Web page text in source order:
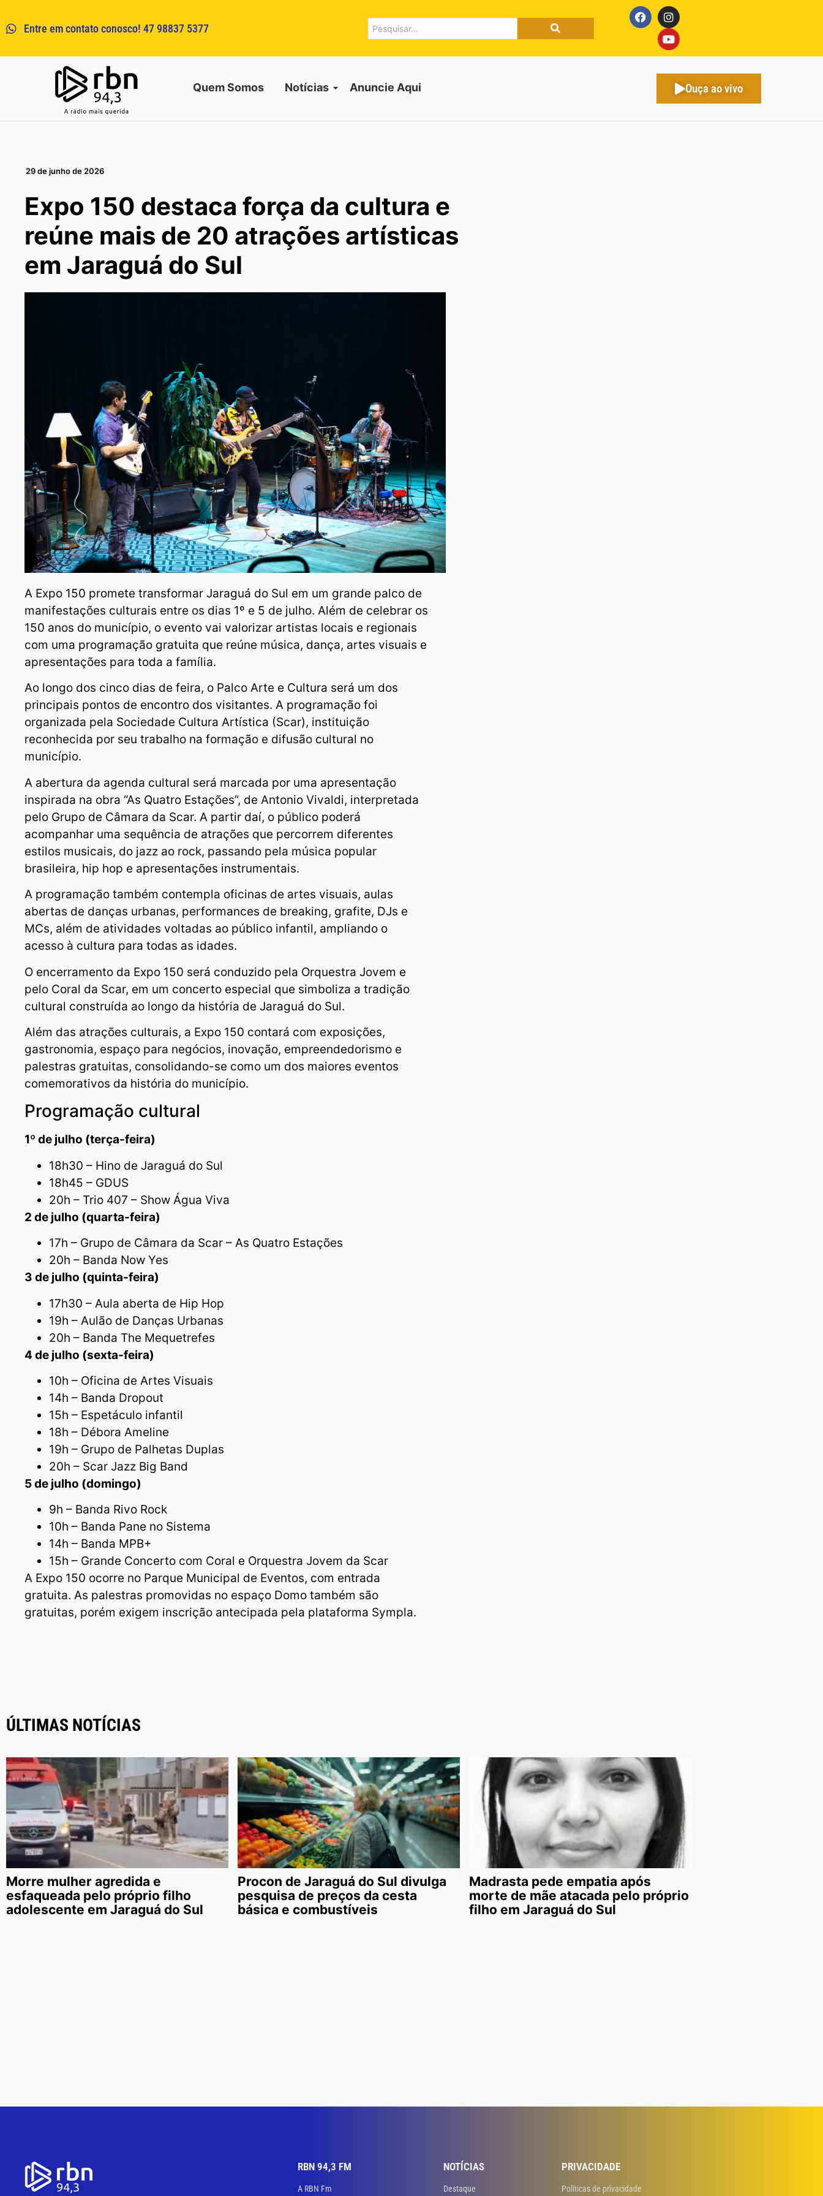
Entre em contato conosco! 47 98837 5377
Quem Somos Notícias Anuncie Aqui Ouça ao vivo
29 de junho de 2026
Expo 150 destaca força da cultura e
reúne mais de 20 atrações artísticas
em Jaraguá do Sul
A Expo 150 promete transformar Jaraguá do Sul em um grande palco de
manifestações culturais entre os dias 1º e 5 de julho. Além de celebrar os
150 anos do município, o evento vai valorizar artistas locais e regionais
com uma programação gratuita que reúne música, dança, artes visuais e
apresentações para toda a família.
Ao longo dos cinco dias de feira, o Palco Arte e Cultura será um dos
principais pontos de encontro dos visitantes. A programação foi
organizada pela Sociedade Cultura Artística (Scar), instituição
reconhecida por seu trabalho na formação e difusão cultural no
município.
A abertura da agenda cultural será marcada por uma apresentação
inspirada na obra “As Quatro Estações”, de Antonio Vivaldi, interpretada
pelo Grupo de Câmara da Scar. A partir daí, o público poderá
acompanhar uma sequência de atrações que percorrem diferentes
estilos musicais, do jazz ao rock, passando pela música popular
brasileira, hip hop e apresentações instrumentais.
A programação também contempla oficinas de artes visuais, aulas
abertas de danças urbanas, performances de breaking, grafite, DJs e
MCs, além de atividades voltadas ao público infantil, ampliando o
acesso à cultura para todas as idades.
O encerramento da Expo 150 será conduzido pela Orquestra Jovem e
pelo Coral da Scar, em um concerto especial que simboliza a tradição
cultural construída ao longo da história de Jaraguá do Sul.
Além das atrações culturais, a Expo 150 contará com exposições,
gastronomia, espaço para negócios, inovação, empreendedorismo e
palestras gratuitas, consolidando-se como um dos maiores eventos
comemorativos da história do município.
Programação cultural
1º de julho (terça-feira)
18h30 – Hino de Jaraguá do Sul
18h45 – GDUS
20h – Trio 407 – Show Água Viva
2 de julho (quarta-feira)
17h – Grupo de Câmara da Scar – As Quatro Estações
20h – Banda Now Yes
3 de julho (quinta-feira)
17h30 – Aula aberta de Hip Hop
19h – Aulão de Danças Urbanas
20h – Banda The Mequetrefes
4 de julho (sexta-feira)
10h – Oficina de Artes Visuais
14h – Banda Dropout
15h – Espetáculo infantil
18h – Débora Ameline
19h – Grupo de Palhetas Duplas
20h – Scar Jazz Big Band
5 de julho (domingo)
9h – Banda Rivo Rock
10h – Banda Pane no Sistema
14h – Banda MPB+
15h – Grande Concerto com Coral e Orquestra Jovem da Scar
A Expo 150 ocorre no Parque Municipal de Eventos, com entrada
gratuita. As palestras promovidas no espaço Domo também são
gratuitas, porém exigem inscrição antecipada pela plataforma Sympla.
ÚLTIMAS NOTÍCIAS
Morre mulher agredida e
esfaqueada pelo próprio filho
adolescente em Jaraguá do Sul
Procon de Jaraguá do Sul divulga
pesquisa de preços da cesta
básica e combustíveis
Madrasta pede empatia após
morte de mãe atacada pelo próprio
filho em Jaraguá do Sul
RBN 94,3 FM
A RBN Fm
NOTÍCIAS
Destaque
PRIVACIDADE
Políticas de privacidade